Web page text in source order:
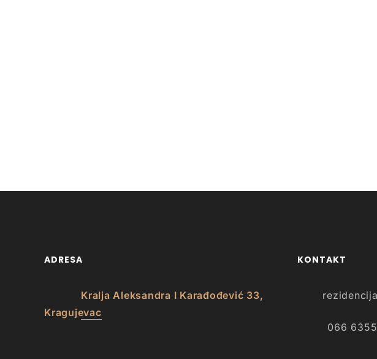
ADRESA
Kralja Aleksandra I Karađođević 33,
Kragujevac
KONTAKT
066